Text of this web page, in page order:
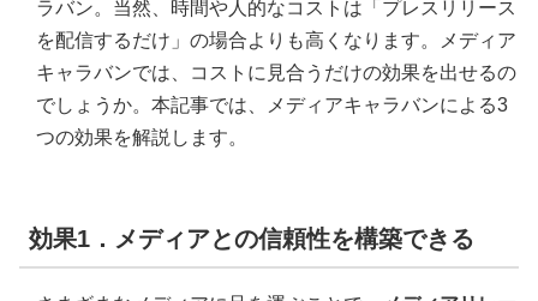
ラバン。当然、時間や人的なコストは「プレスリリース
を配信するだけ」の場合よりも高くなります。メディア
キャラバンでは、コストに見合うだけの効果を出せるの
でしょうか。本記事では、メディアキャラバンによる3
つの効果を解説します。
効果1．メディアとの信頼性を構築できる